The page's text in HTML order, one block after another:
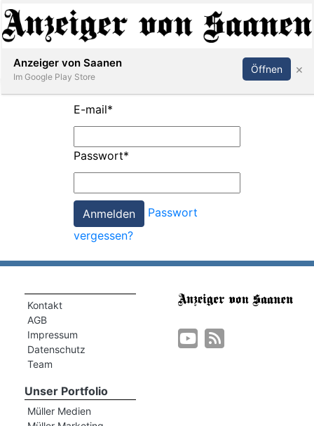
Abonnieren Anmelden
E-mail*
Passwort*
Passwort
vergessen?
Kontakt
AGB
Impressum
Datenschutz
Team
Unser Portfolio
Müller Medien
Anzeiger von Saanen
Im Google Play Store
Öffnen ×